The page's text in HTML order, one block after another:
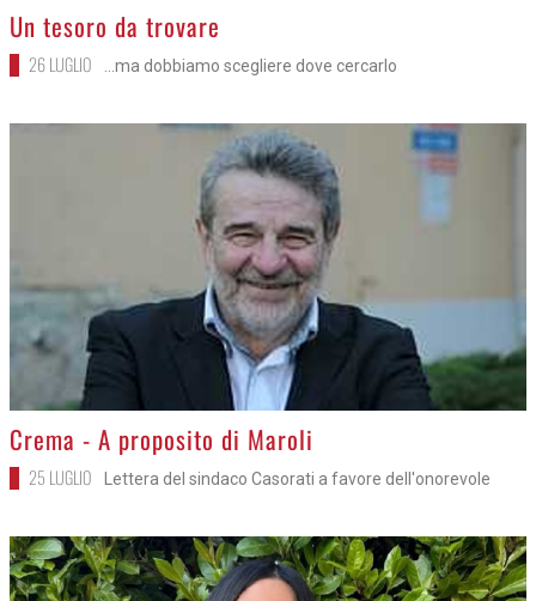
>Un tesoro da trovare
26 LUGLIO ...ma dobbiamo scegliere dove cercarlo
>
Crema - A proposito di Maroli
25 LUGLIO Lettera del sindaco Casorati a favore dell'onorevole